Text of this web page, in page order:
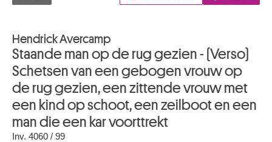
Hendrick Avercamp
Staande man op de rug gezien - (Verso)
Schetsen van een gebogen vrouw op
de rug gezien, een zittende vrouw met
een kind op schoot, een zeilboot en een
man die een kar voorttrekt
Inv. 4060 / 99